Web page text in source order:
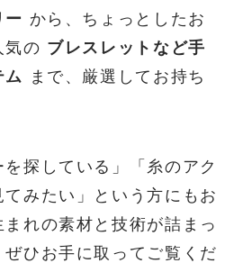
ー から、ちょっとしたお
気の ブレスレットなど手
ム
まで、厳選してお持ち
を探している」「糸のアク
みたい」という方にもお
れの素材と技術が詰まっ
ひお手に取ってご覧くだ